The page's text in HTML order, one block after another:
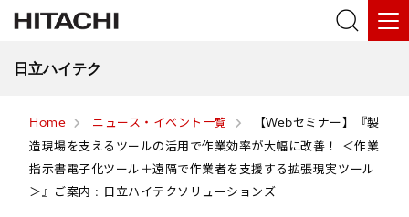
日立ハイテク
Home ニュース・イベント一覧
【Webセミナー】『製
造現場を支えるツールの活用で作業効率が大幅に改善！ ＜作業
指示書電子化ツール＋遠隔で作業者を支援する拡張現実ツール
＞』ご案内 : 日立ハイテクソリューションズ